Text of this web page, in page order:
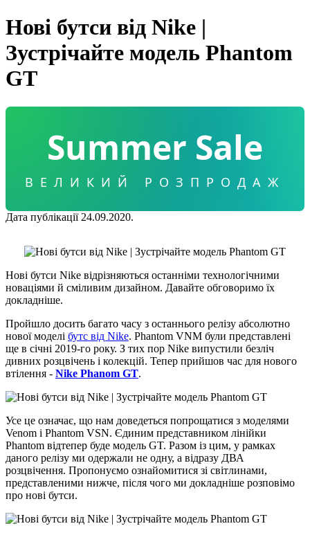
Нові бутси від Nike |
Зустрічайте модель Phantom
GT
Summer Sale
ВЕЛИКИЙ РОЗПРОДАЖ
Дата публікації 24.09.2020.
Нові бутси Nike відрізняються останніми технологічними
новаціями й сміливим дизайном. Давайте обговоримо їх
докладніше.
Пройшло досить багато часу з останнього релізу абсолютно
нової моделі бутс від Nike. Phantom VNM були представлені
ще в січні 2019-го року. З тих пор Nike випустили безліч
дивних розцвічень і колекцій. Тепер прийшов час для нового
втілення - Nike Phanom GT.
Усе це означає, що нам доведеться попрощатися з моделями
Venom і Phantom VSN. Єдиним представником лінійки
Phantom відтепер буде модель GT. Разом із цим, у рамках
даного релізу ми одержали не одну, а відразу ДВА
розцвічення. Пропонуємо ознайомитися зі світлинами,
представленими нижче, після чого ми докладніше розповімо
про нові бутси.